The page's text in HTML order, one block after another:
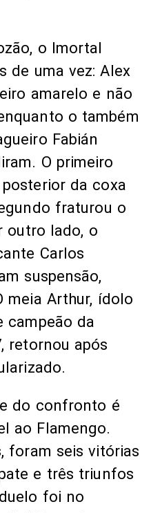
o Imortal
de uma vez: Alex
amarelo e não
o também
Fabián
O primeiro
da coxa
fraturou o
outro lado, o
Carlos
suspensão,
meia Arthur, ídolo
campeão da
retornou após
do confronto é
ao Flamengo.
foram seis vitórias
e três triunfos
foi no